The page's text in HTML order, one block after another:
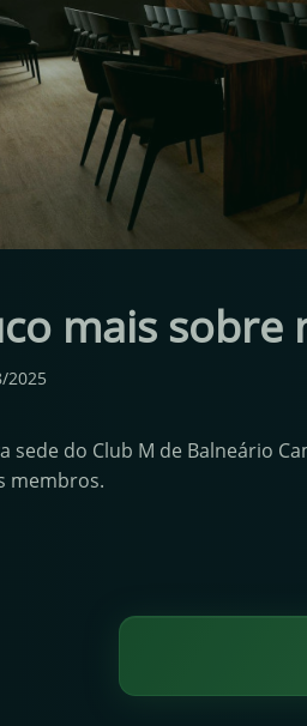
mais sobre
2025
sede do Club M de Balneário
membros.